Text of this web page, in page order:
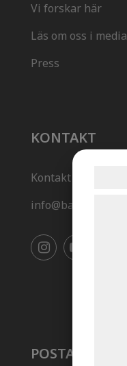
Vi forskar här
Läs om oss i media
Press
KONTAKT
Kontakt
info@backhedlab.se
POSTADRESS